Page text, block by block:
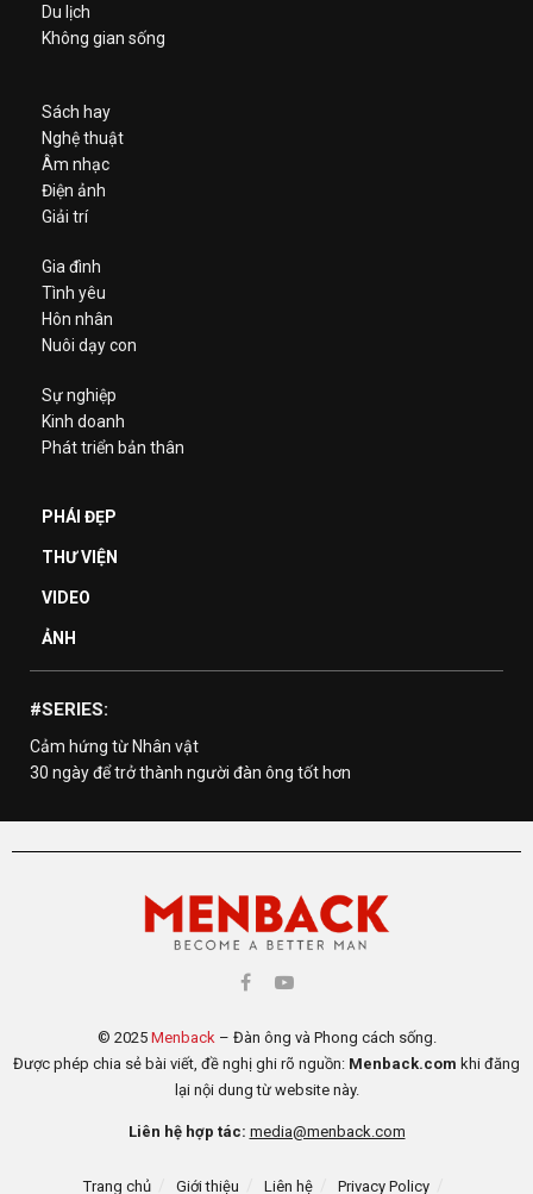
Du lịch
Không gian sống
Sách hay
Nghệ thuật
Âm nhạc
Điện ảnh
Giải trí
Gia đình
Tình yêu
Hôn nhân
Nuôi dạy con
Sự nghiệp
Kinh doanh
Phát triển bản thân
PHÁI ĐẸP
THƯ VIỆN
VIDEO
ẢNH
#SERIES:
Cảm hứng từ Nhân vật
30 ngày để trở thành người đàn ông tốt hơn
© 2025 Menback– Đàn ông và Phong cách sống.
Được phép chia sẻ bài viết, đề nghị ghi rõ nguồn: Menback.com khi đăng
lại nội dung từ website này.
Liên hệ hợp tác: media@menback.com
Trang chủ Giới thiệu Liên hệ Privacy Policy